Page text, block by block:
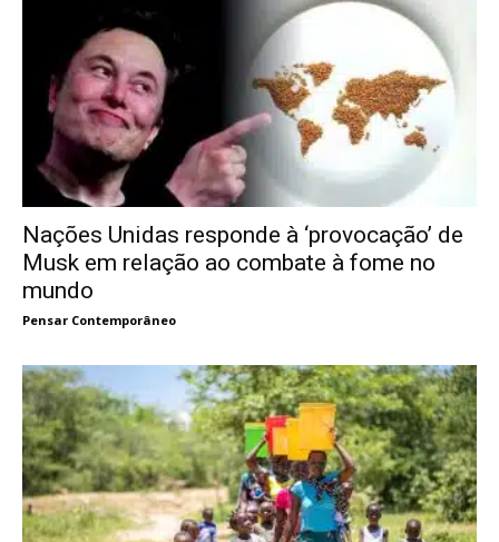
Nações Unidas responde à ‘provocação’ de
Musk em relação ao combate à fome no
mundo
Pensar Contemporâneo